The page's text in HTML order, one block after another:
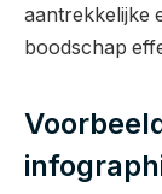
aantrekkelijke
boodschap